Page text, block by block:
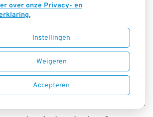
tongpersen af te leren. Doe
van de blijvende
bijvoorbeeld iets in
je kind overdag af. Of
als het een bepaalde tijd is
je verkeerde gewoonten niet
over onze Privacy- en
Instellingen
Weigeren
Accepteren